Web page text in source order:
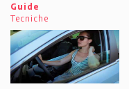
Guide
Tecniche